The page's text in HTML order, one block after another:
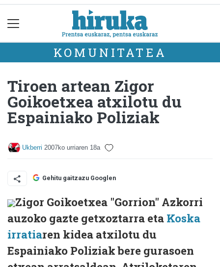
KOMUNITATEA
Tiroen artean Zigor
Goikoetxea atxilotu du
Espainiako Poliziak
Ukberri 2007ko urriaren 18a
Gehitu gaitzazu Googlen
Zigor Goikoetxea "Gorrion" Azkorri
auzoko gazte getxoztarra eta Koska
irratiaren kidea atxilotu du
Espainiako Poliziak bere gurasoen